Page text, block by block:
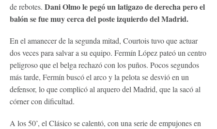
de rebotes. Dani Olmo le pegó un latigazo de derecha pero el
balón se fue muy cerca del poste izquierdo del Madrid.
En el amanecer de la segunda mitad, Courtois tuvo que actuar
dos veces para salvar a su equipo. Fermín López pateó un centro
peligroso que el belga rechazó con los puños. Pocos segundos
más tarde, Fermín buscó el arco y la pelota se desvió en un
defensor, lo que complicó al arquero del Madrid, que la sacó al
córner con dificultad.
A los 50’, el Clásico se calentó, con una serie de empujones en